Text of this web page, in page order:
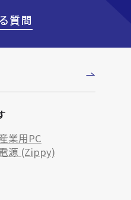
質問
業用PC
源 (Zippy)